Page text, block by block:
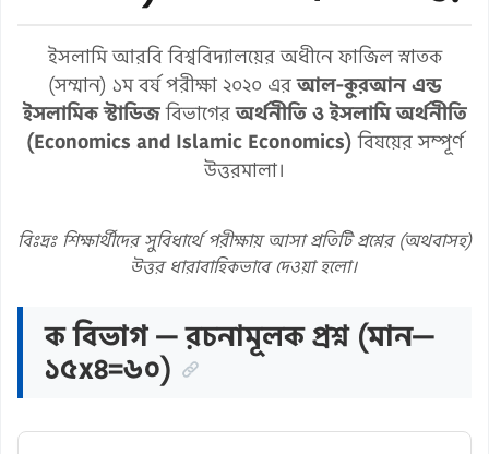
ইসলামি আরবি বিশ্ববিদ্যালয়ের অধীনে ফাজিল স্নাতক
(সম্মান) ১ম বর্ষ পরীক্ষা ২০২০ এরআল-কুরআন এন্ড
ইসলামিক স্টাডিজবিভাগেরঅর্থনীতি ও ইসলামি অর্থনীতি
(Economics and Islamic Economics) বিষয়ের সম্পূর্ণ
উত্তরমালা।
বিঃদ্রঃ শিক্ষার্থীদের সুবিধার্থে পরীক্ষায় আসা প্রতিটি প্রশ্নের (অথবাসহ)
উত্তর ধারাবাহিকভাবে দেওয়া হলো।
ক বিভাগ — রচনামূলক প্রশ্ন (মান—
১৫x৪=৬০)